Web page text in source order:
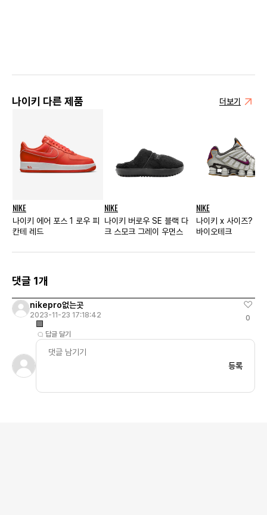
나이키 다른 제품 더보기
NIKE
나이키 에어 포스 1 로우 피
칸테 레드
NIKE
나이키 버로우 SE 블랙 다
크 스모크 그레이 우먼스
NIKE
나이키 x 사이즈? 샥
바이오테크
댓글 1개
nikepro없는곳
2023-11-23 17:18:42
🟪
답글 달기
0
등록